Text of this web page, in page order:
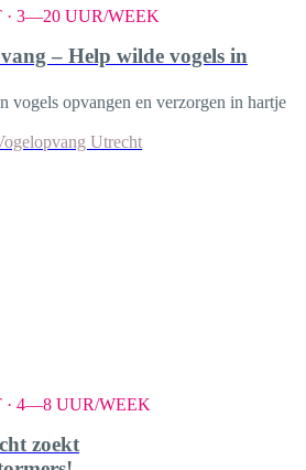
3—20 UUR/WEEK
– Help wilde vogels in
vogels opvangen en verzorgen in hartje
Utrecht
· 4—8 UUR/WEEK
zoekt